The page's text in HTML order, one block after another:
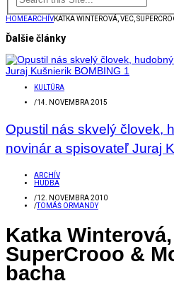
HOMEARCHÍVKATKA WINTEROVÁ, VEC,
Ďalšie články
KULTÚRA
/14. NOVEMBRA 2015
Opustil nás skvelý človek,
novinár a spisovateľ Juraj
ARCHÍV
HUDBA
/12. NOVEMBRA 2010
/TOMÁŠ ORMANDY
Katka Winterová,
SuperCrooo &
bacha